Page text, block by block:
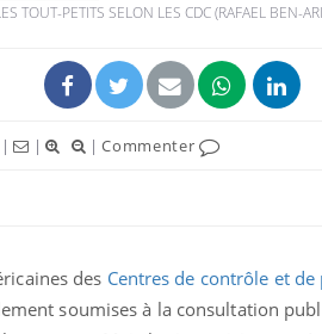
TOUT-PETITS SELON LES CDC (RAFAEL BEN-
| | |Commenter
des Centres de contrôle et
soumises à la consultation
Hantavirus : un cas
détecté chez un touriste